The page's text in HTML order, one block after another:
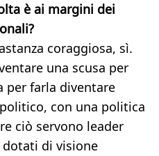
è ai margini dei
coraggiosa, sì.
una scusa per
per farla diventare
con una politica
ciò servono leader
di visione